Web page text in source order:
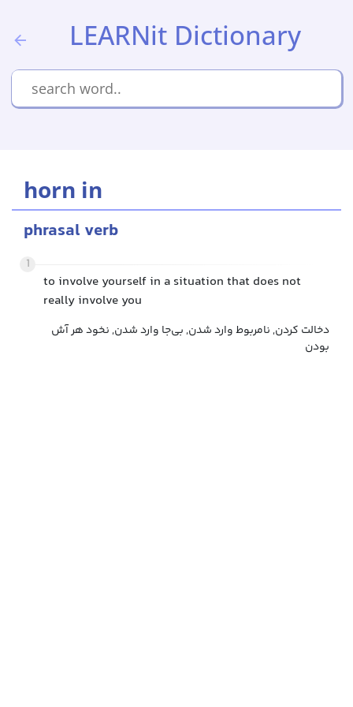
LEARNit Dictionary
horn in
phrasal verb
1
to involve yourself in a situation that does not
really involve you
دخالت کردن, نامربوط وارد شدن, بی‌جا وارد شدن, نخود هر آش
بودن